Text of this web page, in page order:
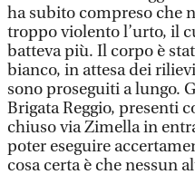
ha subito compreso che
troppo violento l’urto, il
batteva più. Il corpo è
bianco, in attesa dei
sono proseguiti a lungo.
Brigata Reggio, presenti
chiuso via Zimella in
poter eseguire
cosa certa è che nessun